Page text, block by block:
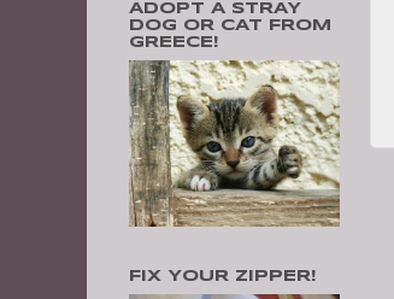
ADOPT A STRAY
DOG OR CAT FROM
GREECE!
FIX YOUR ZIPPER!